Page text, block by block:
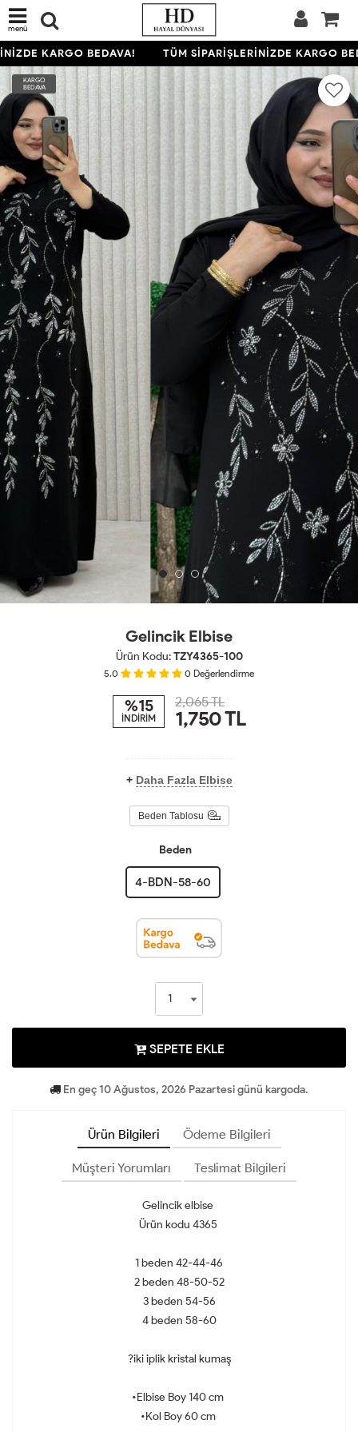
menü
KARGO BEDAVA! TÜM SİPARİŞLERİNİZDE KARGO
KARGO
BEDAVA
Gelincik Elbise
Ürün Kodu:TZY4365-100
5.0 0 Değerlendirme
%15
İNDİRİM
2,065 TL
1,750TL
+ Daha Fazla Elbise
Beden Tablosu
Beden
4-BDN-58-60
SEPETE EKLE
En geç 10 Ağustos, 2026 Pazartesi günü kargoda.
Ürün Bilgileri Ödeme Bilgileri
Müşteri Yorumları Teslimat Bilgileri
Gelincik elbise
Ürün kodu 4365
1 beden 42-44-46
2 beden 48-50-52
3 beden 54-56
4 beden 58-60
?iki iplik kristal kumaş
•Elbise Boy 140 cm
•Kol Boy 60 cm